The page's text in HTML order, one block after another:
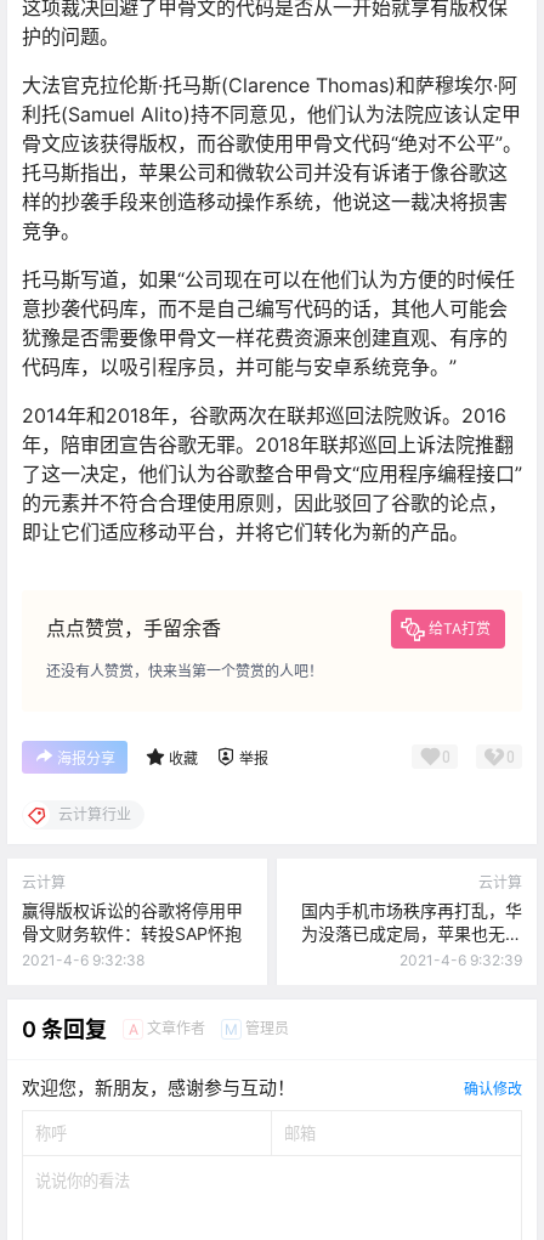
这项裁决回避了甲骨文的代码是否从一开始就享有版权保
护的问题。
大法官克拉伦斯·托马斯(Clarence Thomas)和萨穆埃尔·阿
利托(Samuel Alito)持不同意见，他们认为法院应该认定甲
骨文应该获得版权，而谷歌使用甲骨文代码“绝对不公平”。
托马斯指出，苹果公司和微软公司并没有诉诸于像谷歌这
样的抄袭手段来创造移动操作系统，他说这一裁决将损害
竞争。
托马斯写道，如果“公司现在可以在他们认为方便的时候任
意抄袭代码库，而不是自己编写代码的话，其他人可能会
犹豫是否需要像甲骨文一样花费资源来创建直观、有序的
代码库，以吸引程序员，并可能与安卓系统竞争。”
2014年和2018年，谷歌两次在联邦巡回法院败诉。2016
年，陪审团宣告谷歌无罪。2018年联邦巡回上诉法院推翻
了这一决定，他们认为谷歌整合甲骨文“应用程序编程接口”
的元素并不符合合理使用原则，因此驳回了谷歌的论点，
即让它们适应移动平台，并将它们转化为新的产品。
点点赞赏，手留余香 给TA打赏
还没有人赞赏，快来当第一个赞赏的人吧！
海报分享 收藏 举报 0 0
云计算行业
云计算
赢得版权诉讼的谷歌将停用甲
骨文财务软件：转投SAP怀抱
2021-4-6 9:32:38
云计算
国内手机市场秩序再打乱，华
为没落已成定局，苹果也无缘
第一
2021-4-6 9:32:39
0 条回复 A 文章作者 M 管理员
欢迎您，新朋友，感谢参与互动！ 确认修改